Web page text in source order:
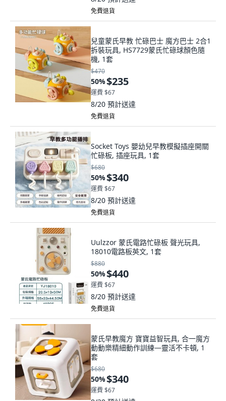
免費退貨
兒童蒙氏早教 忙碌巴士 魔方巴士 2合1
拆裝玩具, HS7729蒙氏忙碌球顏色隨
機, 1套
$470
50%$235
運費 $67
8/20 預計送達
免費退貨
Socket Toys 嬰幼兒早教模擬插座開關
忙碌板, 插座玩具, 1套
$680
50%$340
運費 $67
8/20 預計送達
免費退貨
Uulzzor 蒙氏電路忙碌板 聲光玩具,
18010電路板英文, 1套
$880
50%$440
運費 $67
8/20 預計送達
免費退貨
蒙氏早教魔方 寶寶益智玩具, 合一魔方
動動樂精細動作訓練—靈活不卡頓, 1
套
$680
50%$340
運費 $67